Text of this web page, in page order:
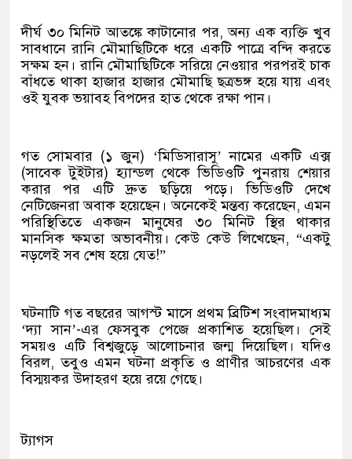
দীর্ঘ ৩০ মিনিট আতঙ্কে কাটানোর পর, অন্য এক ব্যক্তি খুব
সাবধানে রানি মৌমাছিটিকে ধরে একটি পাত্রে বন্দি করতে
সক্ষম হন। রানি মৌমাছিটিকে সরিয়ে নেওয়ার পরপরই চাক
বাঁধতে থাকা হাজার হাজার মৌমাছি ছত্রভঙ্গ হয়ে যায় এবং
ওই যুবক ভয়াবহ বিপদের হাত থেকে রক্ষা পান।
গত সোমবার (১ জুন) ‘মিডিসারাসু’ নামের একটি এক্স
(সাবেক টুইটার) হ্যান্ডল থেকে ভিডিওটি পুনরায় শেয়ার
করার পর এটি দ্রুত ছড়িয়ে পড়ে। ভিডিওটি দেখে
নেটিজেনরা অবাক হয়েছেন। অনেকেই মন্তব্য করেছেন, এমন
পরিস্থিতিতে একজন মানুষের ৩০ মিনিট স্থির থাকার
মানসিক ক্ষমতা অভাবনীয়। কেউ কেউ লিখেছেন, “একটু
নড়লেই সব শেষ হয়ে যেত!”
ঘটনাটি গত বছরের আগস্ট মাসে প্রথম ব্রিটিশ সংবাদমাধ্যম
‘দ্যা সান’-এর ফেসবুক পেজে প্রকাশিত হয়েছিল। সেই
সময়ও এটি বিশ্বজুড়ে আলোচনার জন্ম দিয়েছিল। যদিও
বিরল, তবুও এমন ঘটনা প্রকৃতি ও প্রাণীর আচরণের এক
বিস্ময়কর উদাহরণ হয়ে রয়ে গেছে।
ট্যাগস